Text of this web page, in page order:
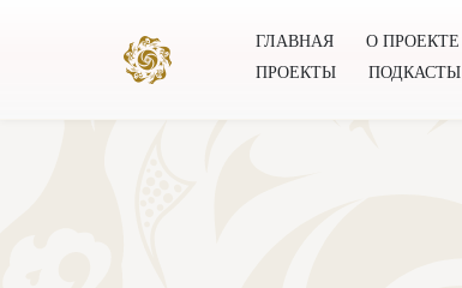
ГЛАВНАЯ О ПРОЕКТЕ
ПРОЕКТЫ
ПОДКАСТЫ